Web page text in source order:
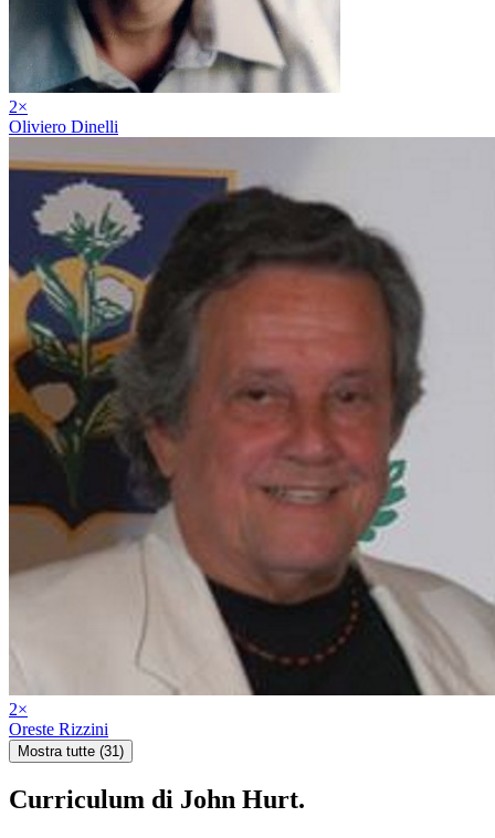
2×
Oliviero Dinelli
2×
Oreste Rizzini
Mostra tutte (31)
Curriculum di John Hurt.